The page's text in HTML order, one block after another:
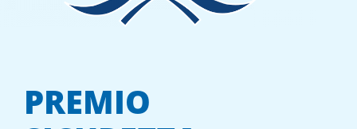
PREMIO